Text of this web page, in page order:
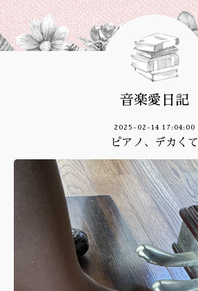
音楽愛日記
2025-02-14 17:04:00
ピアノ、デカくて